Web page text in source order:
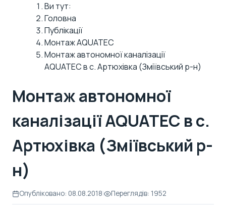
Ви тут:
Головна
Публікації
Монтаж AQUATEC
Монтаж автономної каналізації
AQUATEC в с. Артюхівка (Зміївський р-н)
Монтаж автономної
каналізації AQUATEC в с.
Артюхівка (Зміївський р-
н)
Опубліковано: 08.08.2018| Переглядів: 1952